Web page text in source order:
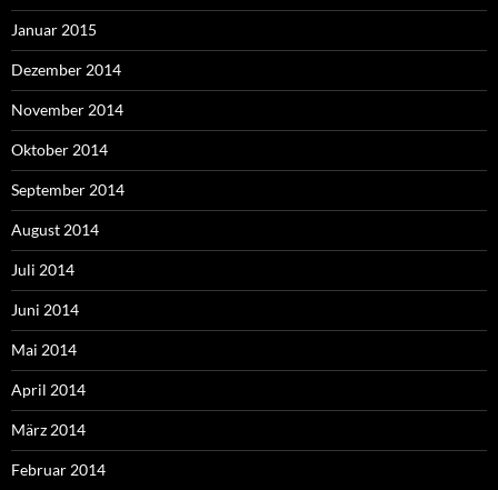
Januar 2015
Dezember 2014
November 2014
Oktober 2014
September 2014
August 2014
Juli 2014
Juni 2014
Mai 2014
April 2014
März 2014
Februar 2014